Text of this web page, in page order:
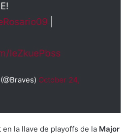
IeZkuePbss
October 24,
la llave de playoffs de la Major